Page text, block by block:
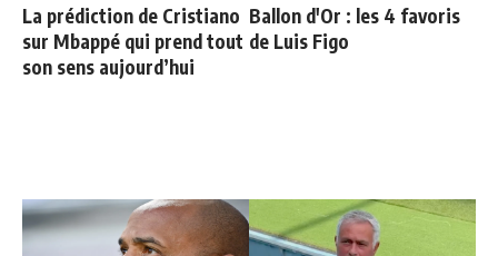
La prédiction de Cristiano
sur Mbappé qui prend tout
son sens aujourd’hui
Ballon d'Or : les 4 favoris
de Luis Figo